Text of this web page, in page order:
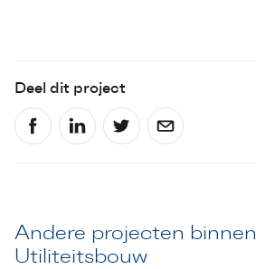
Deel dit project
Andere projecten binnen
Utiliteitsbouw